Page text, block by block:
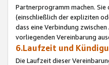
Partnerprogramm machen. Sie
(einschließlich der expliziten
dass eine Verbindung
vorliegenden Vereinbarung
6.Laufzeit und
Die Laufzeit dieser